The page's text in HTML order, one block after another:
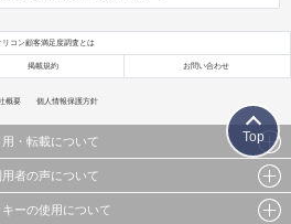
リコン顧客満足度調査とは
掲載規約 お問い合わせ
概要 個人情報保護方針
用・転載について
写真、イラスト、画像データ等）及びこれらの配置・
載・複製などの二次利用を行うことは固く禁じており
用者の声について
ービスの利用者が提出された見解・感想です。
キーの使用について
Top